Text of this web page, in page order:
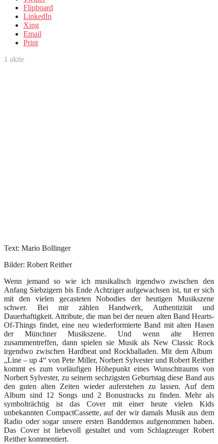
Flipboard
LinkedIn
Xing
Email
Print
1 aktie
Text: Mario Bollinger
Bilder: Robert Reither
Wenn jemand so wie ich musikalisch irgendwo zwischen den
Anfang Siebzigern bis Ende Achtziger aufgewachsen ist, tut er sich
mit den vielen gecasteten Nobodies der heutigen Musikszene
schwer. Bei mir zählen Handwerk, Authentizität und
Dauerhaftigkeit. Attribute, die man bei der neuen alten Band Hearts-
Of-Things findet, eine neu wiederformierte Band mit alten Hasen
der Münchner Musikszene. Und wenn alte Herren
zusammentreffen, dann spielen sie Musik als New Classic Rock
irgendwo zwischen Hardbeat und Rockballaden. Mit dem Album
„Line – up 4“ von Pete Miller, Norbert Sylvester und Robert Reither
kommt es zum vorläufigen Höhepunkt eines Wunschtraums von
Norbert Sylvester, zu seinem sechzigsten Geburtstag diese Band aus
den guten alten Zeiten wieder auferstehen zu lassen. Auf dem
Album sind 12 Songs und 2 Bonustracks zu finden. Mehr als
symbolträchtig ist das Cover mit einer heute vielen Kids
unbekannten CompactCassette, auf der wir damals Musik aus dem
Radio oder sogar unsere ersten Banddemos aufgenommen haben.
Das Cover ist liebevoll gestaltet und vom Schlagzeuger Robert
Reither kommentiert.